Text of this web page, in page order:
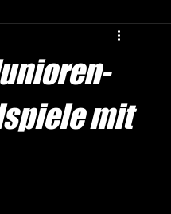
mit